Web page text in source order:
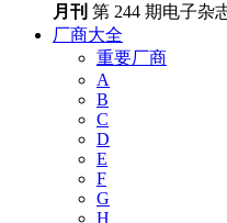
月刊 第 244 期电子杂
厂商大全
重要厂商
A
B
C
D
E
F
G
H